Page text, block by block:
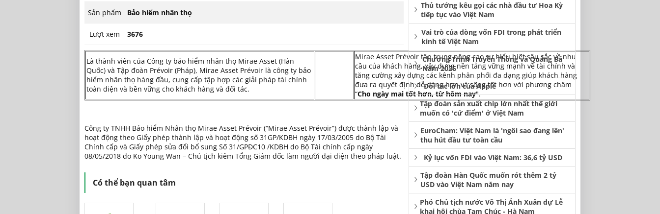
Sản phẩm Bảo hiểm nhân thọ
Lượt xem 3676
Là thành viên của Công ty bảo hiểm nhân thọ Mirae Asset (Hàn
Quốc) và Tập đoàn Prévoir (Pháp), Mirae Asset Prévoir là công ty bảo
hiểm nhân thọ hàng đầu, cung cấp tập hợp các giải pháp tài chính
toàn diện và bền vững cho khách hàng và đối tác.
Mirae Asset Prévoir tập trung nâng cao sự hiểu biết sâu sắc về nhu
cầu của khách hàng, xây dựng nền tảng vững mạnh về tài chính và
tăng cường xây dựng các kênh phân phối đa dạng giúp khách hàng
đưa ra quyết định dễ dàng hơn và sống tốt hơn với phương châm
“Cho ngày mai tốt hơn, từ hôm nay".
Công ty TNHH Bảo hiểm Nhân thọ Mirae Asset Prévoir (“Mirae Asset Prévoir”) được thành lập và
hoạt động theo Giấy phép thành lập và hoạt động số 31GP/KDBH ngày 17/03/2005 do Bộ Tài
Chính cấp và Giấy phép sửa đổi bổ sung Số 31/GPĐC10 /KDBH do Bộ Tài chính cấp ngày
08/05/2018 do Ko Young Wan – Chủ tịch kiêm Tổng Giám đốc làm người đại diện theo pháp luật.
Có thể bạn quan tâm
Thủ tướng kêu gọi các nhà đầu tư Hoa Kỳ
tiếp tục vào Việt Nam
Vai trò của dòng vốn FDI trong phát triển
kinh tế Việt Nam
Chương Trình Truyền Thông và Quảng Bá
Năm 2026
Đối tác lớn của Apple
Tập đoàn sản xuất chip lớn nhất thế giới
muốn có 'cứ điểm' ở Việt Nam
EuroCham: Việt Nam là 'ngôi sao đang lên'
thu hút đầu tư toàn cầu
Kỷ lục vốn FDI vào Việt Nam: 36,6 tỷ USD
Tập đoàn Hàn Quốc muốn rót thêm 2 tỷ
USD vào Việt Nam năm nay
Phó Chủ tịch nước Võ Thị Ánh Xuân dự Lễ
khai hội chùa Tam Chúc - Hà Nam